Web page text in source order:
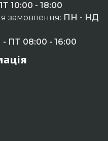
10:00 - 18:00
замовлення: ПН - НД
ПТ 08:00 - 16:00